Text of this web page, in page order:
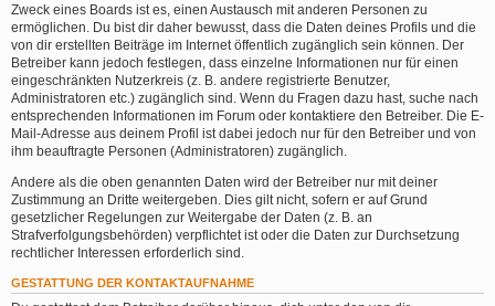
Zweck eines Boards ist es, einen Austausch mit anderen Personen zu
ermöglichen. Du bist dir daher bewusst, dass die Daten deines Profils und die
von dir erstellten Beiträge im Internet öffentlich zugänglich sein können. Der
Betreiber kann jedoch festlegen, dass einzelne Informationen nur für einen
eingeschränkten Nutzerkreis (z. B. andere registrierte Benutzer,
Administratoren etc.) zugänglich sind. Wenn du Fragen dazu hast, suche nach
entsprechenden Informationen im Forum oder kontaktiere den Betreiber. Die E-
Mail-Adresse aus deinem Profil ist dabei jedoch nur für den Betreiber und von
ihm beauftragte Personen (Administratoren) zugänglich.
Andere als die oben genannten Daten wird der Betreiber nur mit deiner
Zustimmung an Dritte weitergeben. Dies gilt nicht, sofern er auf Grund
gesetzlicher Regelungen zur Weitergabe der Daten (z. B. an
Strafverfolgungsbehörden) verpflichtet ist oder die Daten zur Durchsetzung
rechtlicher Interessen erforderlich sind.
GESTATTUNG DER KONTAKTAUFNAHME